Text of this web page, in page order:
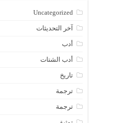
Uncategorized
آخر التحديثات
أدب
أدب الشتات
تاريخ
ترجمة
ترجمة